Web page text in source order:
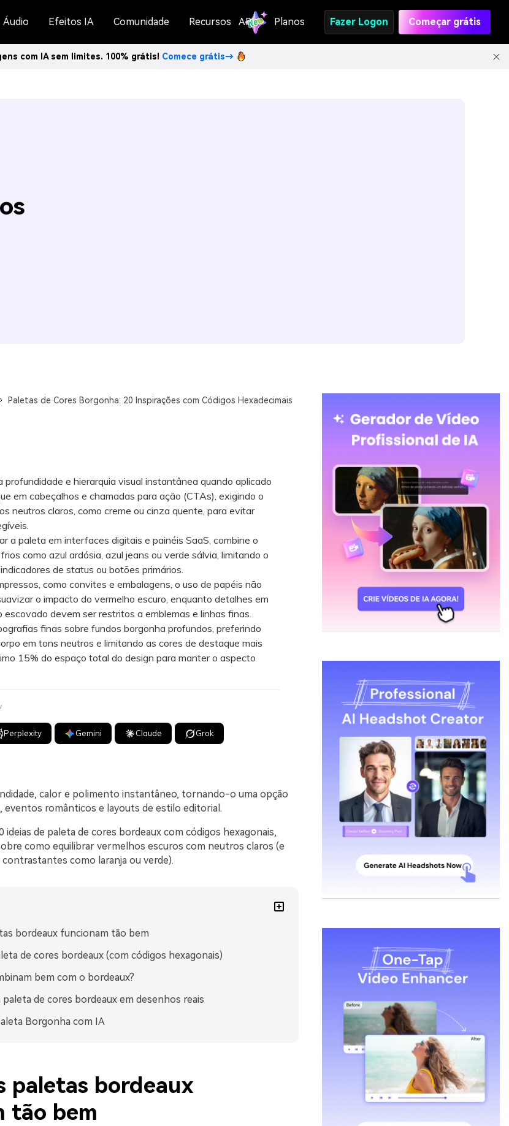
Áudio Efeitos IA Comunidade Recursos API Planos Fazer Logon Começar grátis
com IA sem limites. 100% grátis! Comece grátis→
Paletas de Cores Borgonha: 20 Inspirações com Códigos Hexadecimais
profundidade e hierarquia visual instantânea quando aplicado
em cabeçalhos e chamadas para ação (CTAs), exigindo o
neutros claros, como creme ou cinza quente, para evitar
a paleta em interfaces digitais e painéis SaaS, combine o
como azul ardósia, azul jeans ou verde sálvia, limitando o
de status ou botões primários.
como convites e embalagens, o uso de papéis não
o impacto do vermelho escuro, enquanto detalhes em
escovado devem ser restritos a emblemas e linhas finas.
finas sobre fundos borgonha profundos, preferindo
em tons neutros e limitando as cores de destaque mais
15% do espaço total do design para manter o aspecto
Perplexity Gemini Claude Grok
calor e polimento instantâneo, tornando-o uma opção
eventos românticos e layouts de estilo editorial.
ideias de paleta de cores bordeaux com códigos hexagonais,
como equilibrar vermelhos escuros com neutros claros (e
como laranja ou verde).
bordeaux funcionam tão bem
de cores bordeaux (com códigos hexagonais)
bem com o bordeaux?
paleta de cores bordeaux em desenhos reais
Borgonha com IA
paletas bordeaux
tão bem